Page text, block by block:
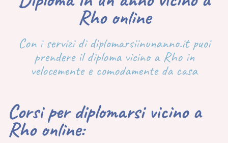
Rho online
Con i servizi di diplomarsiinunanno.it puoi
prendere il diploma vicino a Rho in
velocemente e comodamente da casa
Corsi per diplomarsi vicino a
Rho online: